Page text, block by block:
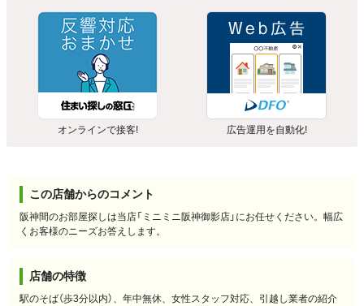
オンラインで接客! 広告運用を自動化!
この店舗からのコメント
阪神間のお部屋探しは当店「ミニミニ阪神御影店」にお任せください。幅広
くお客様のニーズお答えします。
店舗の特徴
駅のそば（歩3分以内）、年中無休、女性スタッフ対応、引越し業者の紹介